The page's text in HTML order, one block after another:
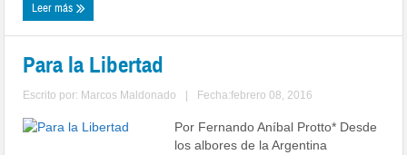
Leer más
Para la Libertad
Escrito por: Marcos Maldonado Fecha:febrero 08, 2016
Por Fernando Aníbal Protto* Desde
los albores de la Argentina